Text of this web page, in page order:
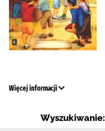
Więcej informacji
Wyszukiwanie: